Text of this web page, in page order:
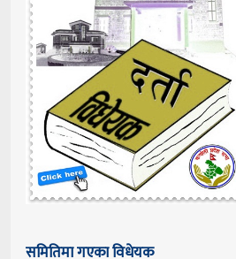
समितिमा गएका विधेयक